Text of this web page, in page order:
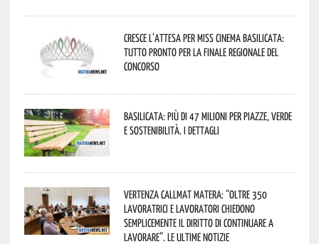
Cresce l’attesa per Miss Cinema Basilicata:
tutto pronto per la finale regionale del
concorso
Basilicata: più di 47 milioni per piazze, verde
e sostenibilità. I dettagli
Vertenza CallMat Matera: “Oltre 350
lavoratrici e lavoratori chiedono
semplicemente il diritto di continuare a
lavorare”. Le ultime notizie